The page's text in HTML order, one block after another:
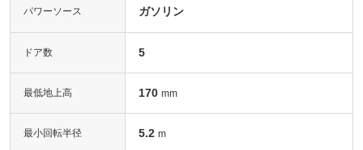
パワーソース ガソリン
ドア数 5
最低地上高 170 mm
最小回転半径 5.2 m